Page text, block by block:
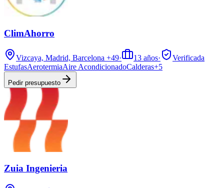
ClimAhorro
Vizcaya, Madrid, Barcelona +49· 13 años·
Verificada
EstufasAerotermiaAire AcondicionadoCalderas+5
Pedir presupuesto
Zuia Ingenieria